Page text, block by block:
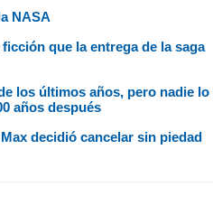
NASA
que la entrega de la saga
los últimos años, pero nadie lo
años después
decidió cancelar sin piedad